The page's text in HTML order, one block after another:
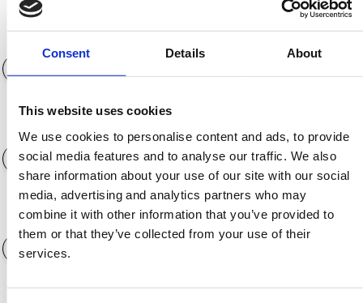
Consent Details About
This website uses cookies
We use cookies to personalise content and ads, to provide
social media features and to analyse our traffic. We also
share information about your use of our site with our social
media, advertising and analytics partners who may
combine it with other information that you’ve provided to
them or that they’ve collected from your use of their
services.
Anzahlung (€) 0€
Jahreskilometerleistung 3.000 KM